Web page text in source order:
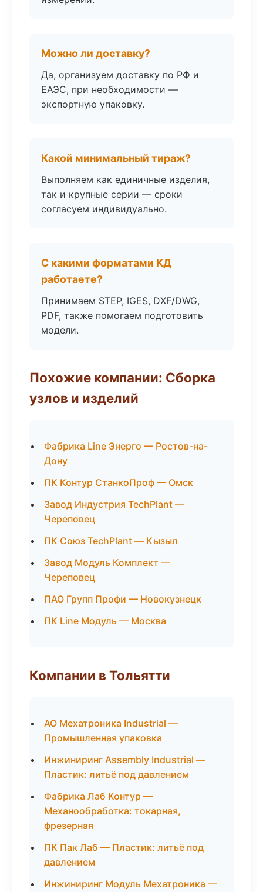
Можно ли доставку?
Да, организуем доставку по РФ и
ЕАЭС, при необходимости —
экспортную упаковку.
Какой минимальный тираж?
Выполняем как единичные изделия,
так и крупные серии — сроки
согласуем индивидуально.
С какими форматами КД
работаете?
Принимаем STEP, IGES, DXF/DWG,
PDF, также помогаем подготовить
модели.
Похожие компании: Сборка
узлов и изделий
Фабрика Line Энерго — Ростов-на-
Дону
ПК Контур СтанкоПроф — Омск
Завод Индустрия TechPlant —
Череповец
ПК Союз TechPlant — Кызыл
Завод Модуль Комплект —
Череповец
ПАО Групп Профи — Новокузнецк
ПК Line Модуль — Москва
Компании в Тольятти
АО Мехатроника Industrial —
Промышленная упаковка
Инжиниринг Assembly Industrial —
Пластик: литьё под давлением
Фабрика Лаб Контур —
Механообработка: токарная,
фрезерная
ПК Пак Лаб — Пластик: литьё под
давлением
Инжиниринг Модуль Мехатроника —